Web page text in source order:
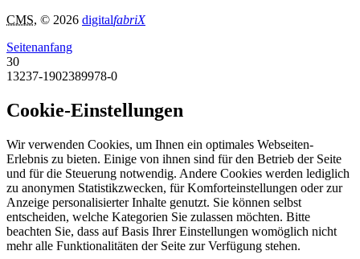
CMS, © 2026 digitalfabriX
Seitenanfang
30
13237-1902389978-0
Cookie-Einstellungen
Wir verwenden Cookies, um Ihnen ein optimales Webseiten-
Erlebnis zu bieten. Einige von ihnen sind für den Betrieb der Seite
und für die Steuerung notwendig. Andere Cookies werden lediglich
zu anonymen Statistikzwecken, für Komforteinstellungen oder zur
Anzeige personalisierter Inhalte genutzt. Sie können selbst
entscheiden, welche Kategorien Sie zulassen möchten. Bitte
beachten Sie, dass auf Basis Ihrer Einstellungen womöglich nicht
mehr alle Funktionalitäten der Seite zur Verfügung stehen.